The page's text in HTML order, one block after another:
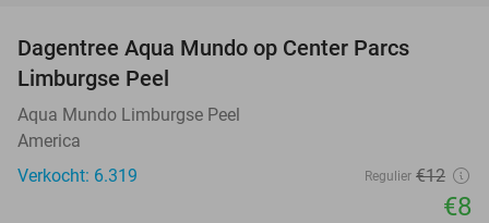
Dagentree Aqua Mundo op Center Parcs
Limburgse Peel
Aqua Mundo Limburgse Peel
America
Verkocht: 6.319
Regulier €12
€8